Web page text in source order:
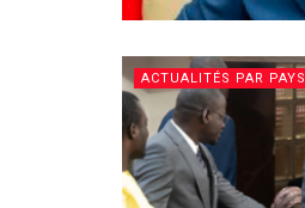
ACTUALITÉS PAR PAYS